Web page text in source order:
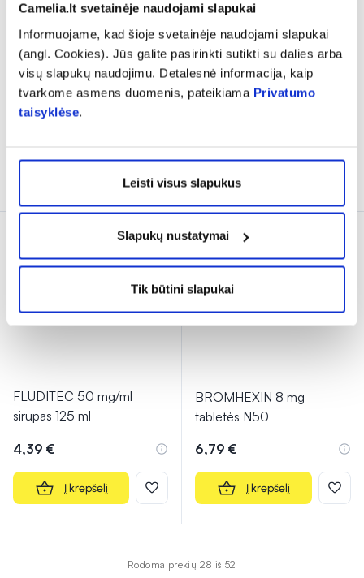
Camelia.lt svetainėje naudojami slapukai
Informuojame, kad šioje svetainėje naudojami slapukai
(angl. Cookies). Jūs galite pasirinkti sutikti su dalies arba
visų slapukų naudojimu. Detalesnė informacija, kaip
tvarkome asmens duomenis, pateikiama Privatumo
taisyklėse.
Leisti visus slapukus
Slapukų nustatymai
Tik būtini slapukai
ACC 200 mg milteliai
geriamajam tirpalui N20
WINTROZEN 600 mg
FLUDITEC 50 mg/ml
sirupas 125 ml
4,39 €
Į krepšelį
BROMHEXIN 8 mg
tabletės N50
6,79 €
Į krepšelį
Rodoma prekių 28 iš 52